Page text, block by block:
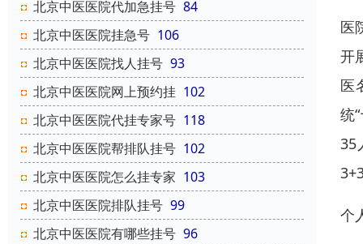
北京中医医院代加急挂号 84
北京中医医院挂急号 106
北京中医医院找人挂号 93
北京中医医院网上预约挂 102
北京中医医院代挂专家号 118
北京中医医院帮排队挂号 102
北京中医医院怎么挂专家 103
北京中医医院排队挂号 99
北京中医医院有哪些挂号 96
医
开
医
统
35
个